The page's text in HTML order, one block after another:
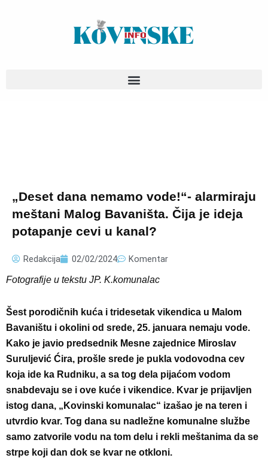
„Deset dana nemamo vode!“- alarmiraju
meštani Malog Bavaništa. Čija je ideja
potapanje cevi u kanal?
Redakcija 02/02/2024 Komentar
Fotografije u tekstu JP. K.komunalac
Šest porodičnih kuća i tridesetak vikendica u Malom
Bavaništu i okolini od srede, 25. januara nemaju vode.
Kako je javio predsednik Mesne zajednice Miroslav
Suruljević Ćira, prošle srede je pukla vodovodna cev
koja ide ka Rudniku, a sa tog dela pijaćom vodom
snabdevaju se i ove kuće i vikendice. Kvar je prijavljen
istog dana, „Kovinski komunalac“ izašao je na teren i
utvrdio kvar. Tog dana su nadležne komunalne službe
samo zatvorile vodu na tom delu i rekli meštanima da se
strpe koji dan dok se kvar ne otkloni.